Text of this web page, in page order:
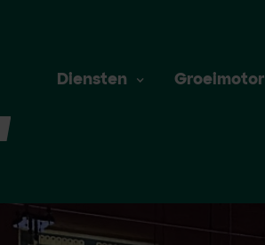
Diensten Groeimotor